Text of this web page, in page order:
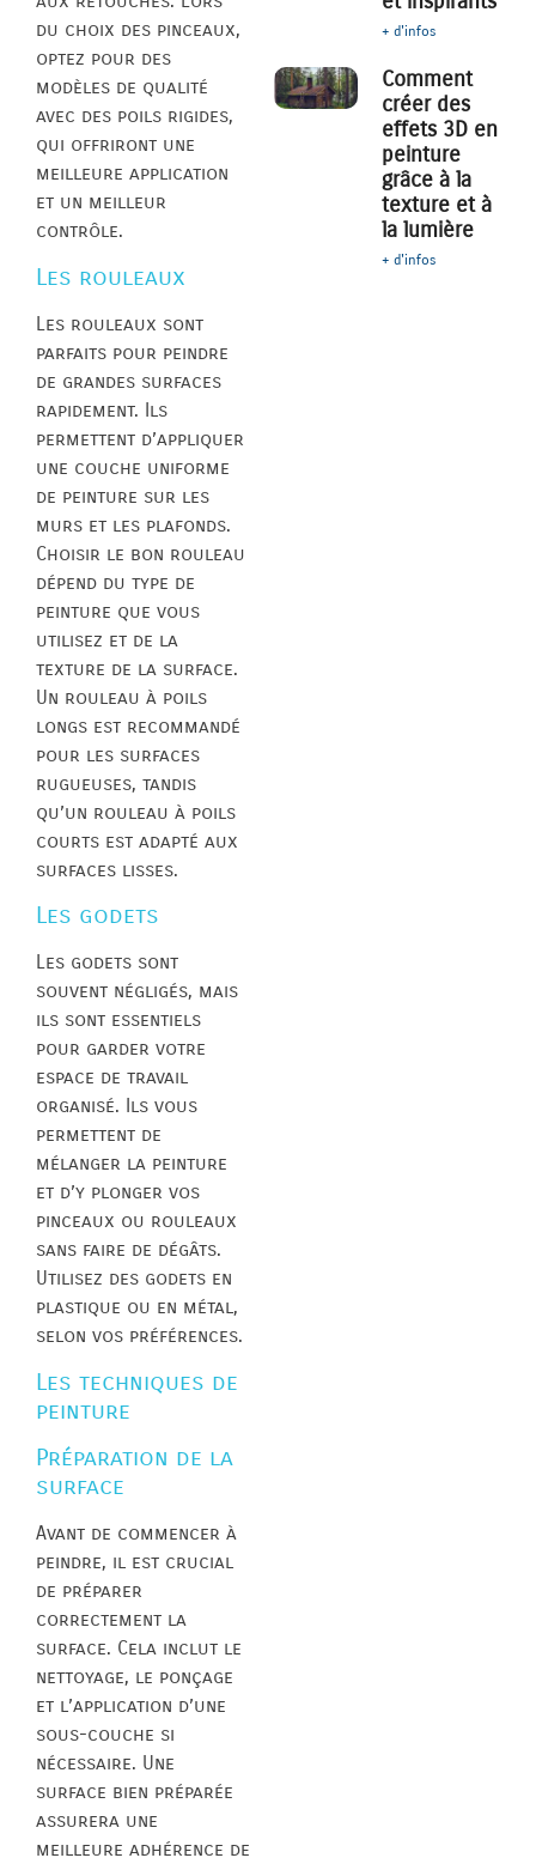
du choix des pinceaux,
optez pour des
modèles de qualité
avec des poils rigides,
qui offriront une
meilleure application
et un meilleur
contrôle.
Les rouleaux
Les rouleaux sont
parfaits pour peindre
de grandes surfaces
rapidement. Ils
permettent d’appliquer
une couche uniforme
de peinture sur les
murs et les plafonds.
Choisir le bon rouleau
dépend du type de
peinture que vous
utilisez et de la
texture de la surface.
Un rouleau à poils
longs est recommandé
pour les surfaces
rugueuses, tandis
qu’un rouleau à poils
courts est adapté aux
surfaces lisses.
Les godets
Les godets sont
souvent négligés, mais
ils sont essentiels
pour garder votre
espace de travail
organisé. Ils vous
permettent de
mélanger la peinture
et d’y plonger vos
pinceaux ou rouleaux
sans faire de dégâts.
Utilisez des godets en
plastique ou en métal,
selon vos préférences.
Les techniques de
peinture
Préparation de la
surface
Avant de commencer à
peindre, il est crucial
de préparer
correctement la
surface. Cela inclut le
nettoyage, le ponçage
et l’application d’une
sous-couche si
nécessaire. Une
surface bien préparée
assurera une
meilleure adhérence de
+ d'infos
Comment
créer des
effets 3D en
peinture
grâce à la
texture et à
la lumière
+ d'infos